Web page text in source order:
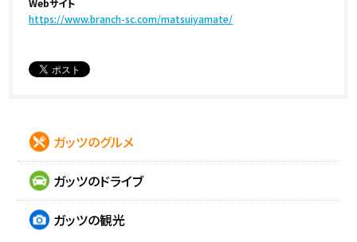
https://www.branch-sc.com/matsuiyamate/
ガッツのグルメ
ガッツのドライブ
ガッツの観光